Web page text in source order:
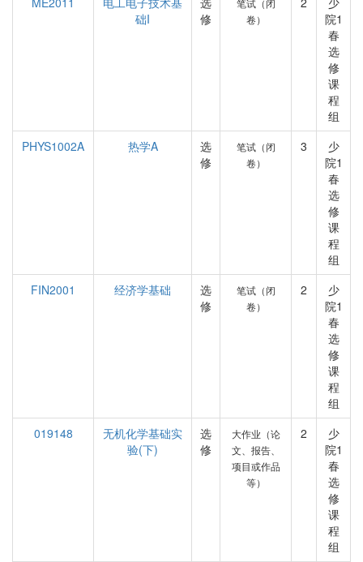
础I
修
笔试（闭
卷）
院1
春
选
修
课
程
组
PHYS1002A
热学A
选
修
笔试（闭
卷）
3
少
院1
春
选
修
课
程
组
FIN2001
经济学基础
选
修
笔试（闭
卷）
2
少
院1
春
选
修
课
程
组
019148
无机化学基础实
验(下)
选
修
大作业（论
文、报告、
项目或作品
等）
2
少
院1
春
选
修
课
程
组